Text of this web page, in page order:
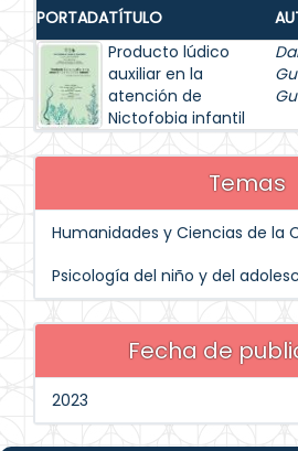
PORTADATÍTULO
Producto lúdico
auxiliar en la
atención de
Nictofobia infantil
Temas
Humanidades y Ciencias de la
Psicología del niño y del
Fecha de
2023